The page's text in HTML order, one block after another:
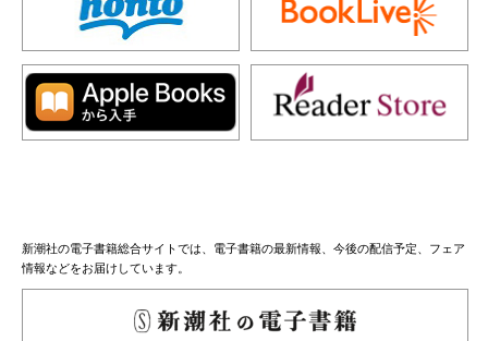
新潮社の電子書籍総合サイトでは、電子書籍の最新情報、今後の配信予定、フェア
情報などをお届けしています。